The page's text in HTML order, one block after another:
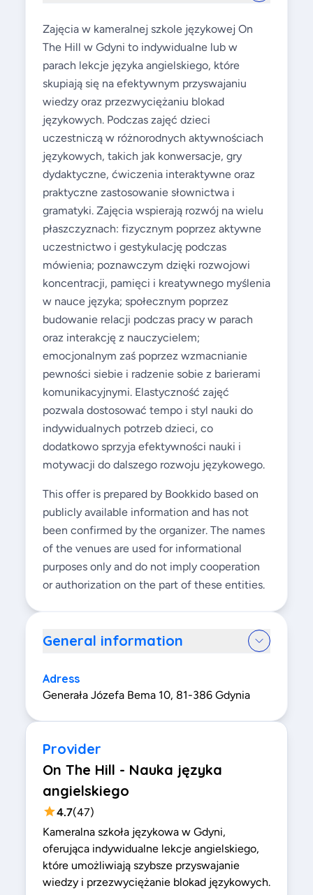
Zajęcia w kameralnej szkole językowej On
The Hill w Gdyni to indywidualne lub w
parach lekcje języka angielskiego, które
skupiają się na efektywnym przyswajaniu
wiedzy oraz przezwyciężaniu blokad
językowych. Podczas zajęć dzieci
uczestniczą w różnorodnych aktywnościach
językowych, takich jak konwersacje, gry
dydaktyczne, ćwiczenia interaktywne oraz
praktyczne zastosowanie słownictwa i
gramatyki. Zajęcia wspierają rozwój na wielu
płaszczyznach: fizycznym poprzez aktywne
uczestnictwo i gestykulację podczas
mówienia; poznawczym dzięki rozwojowi
koncentracji, pamięci i kreatywnego myślenia
w nauce języka; społecznym poprzez
budowanie relacji podczas pracy w parach
oraz interakcję z nauczycielem;
emocjonalnym zaś poprzez wzmacnianie
pewności siebie i radzenie sobie z barierami
komunikacyjnymi. Elastyczność zajęć
pozwala dostosować tempo i styl nauki do
indywidualnych potrzeb dzieci, co
dodatkowo sprzyja efektywności nauki i
motywacji do dalszego rozwoju językowego.
This offer is prepared by Bookkido based on
publicly available information and has not
been confirmed by the organizer. The names
of the venues are used for informational
purposes only and do not imply cooperation
or authorization on the part of these entities.
General information
Adress
Generała Józefa Bema 10, 81-386 Gdynia
Provider
On The Hill - Nauka języka
angielskiego
4.7(47)
Kameralna szkoła językowa w Gdyni,
oferująca indywidualne lekcje angielskiego,
które umożliwiają szybsze przyswajanie
wiedzy i przezwyciężanie blokad językowych.